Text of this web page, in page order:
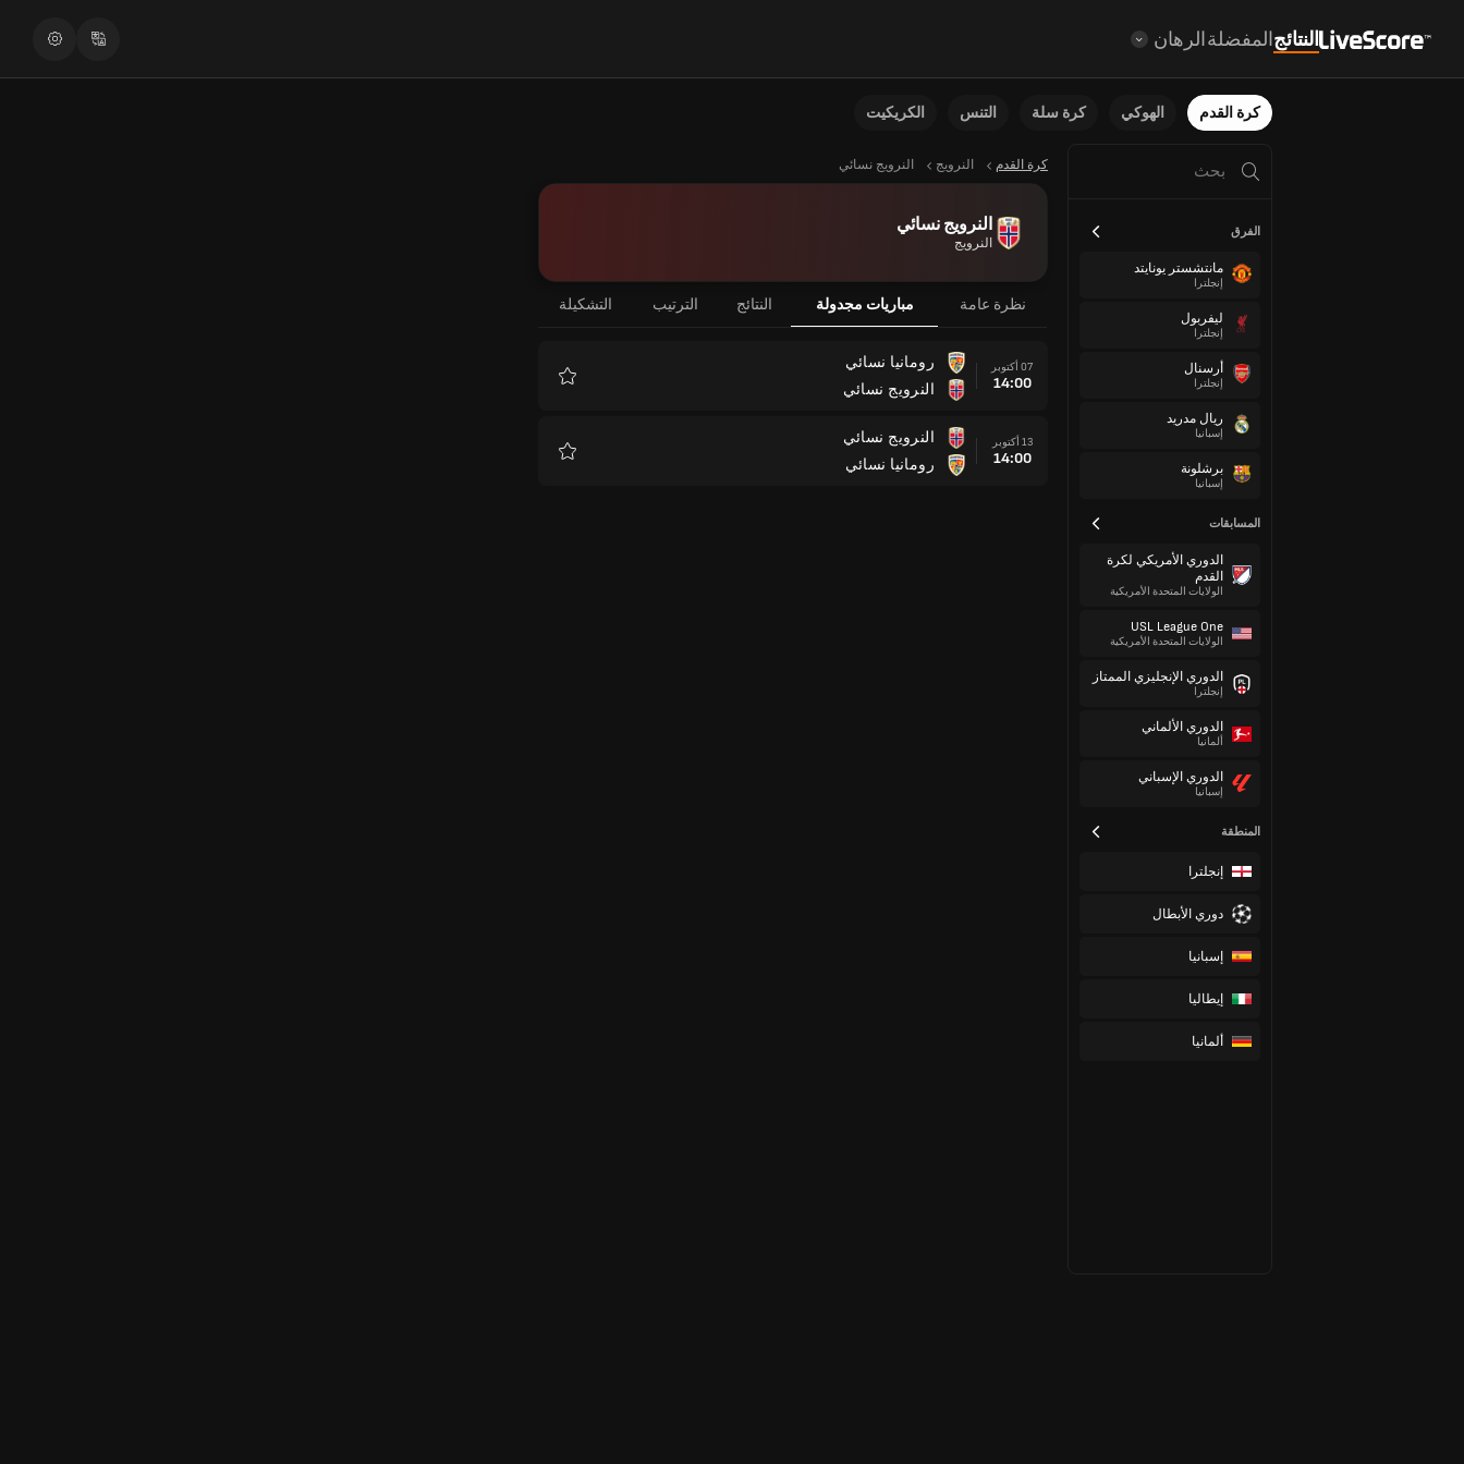
النتائجالمفضلةالرهان
كرة القدم الهوكي كرة سلة التنس الكريكيت
الفرق
مانتشستر يونايتد
إنجلترا
ليفربول
إنجلترا
أرسنال
إنجلترا
ريال مدريد
إسبانيا
برشلونة
إسبانيا
المسابقات
الدوري الأمريكي لكرة
القدم
الولايات المتحدة الأمريكية
USL League One
الولايات المتحدة الأمريكية
الدوري الإنجليزي الممتاز
إنجلترا
الدوري الألماني
ألمانيا
الدوري الإسباني
إسبانيا
المنطقة
إنجلترا
دوري الأبطال
إسبانيا
إيطاليا
ألمانيا
كرة القدم النرويج النرويج نسائي
النرويج نسائي
النرويج
نظرة عامة مباريات مجدولة النتائج الترتيب التشكيلة
07 أكتوبر
14:00
رومانيا نسائي
النرويج نسائي
13 أكتوبر
14:00
النرويج نسائي
رومانيا نسائي